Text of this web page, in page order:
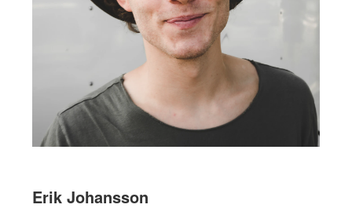
Erik Johansson